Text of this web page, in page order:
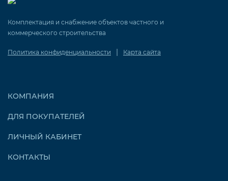
Комплектация и снабжение объектов частного и
коммерческого строительства
Политика конфиденциальности | Карта сайта
КОМПАНИЯ
ДЛЯ ПОКУПАТЕЛЕЙ
ЛИЧНЫЙ КАБИНЕТ
КОНТАКТЫ